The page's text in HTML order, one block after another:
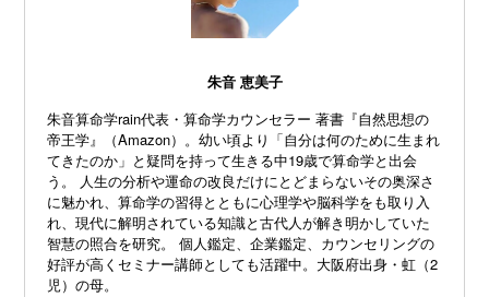
朱音 恵美子
朱音算命学rain代表・算命学カウンセラー 著書『自然思想の
帝王学』（Amazon）。幼い頃より「自分は何のために生まれ
てきたのか」と疑問を持って生きる中19歳で算命学と出会
う。 人生の分析や運命の改良だけにとどまらないその奥深さ
に魅かれ、算命学の習得とともに心理学や脳科学をも取り入
れ、現代に解明されている知識と古代人が解き明かしていた
智慧の照合を研究。 個人鑑定、企業鑑定、カウンセリングの
好評が高くセミナー講師としても活躍中。大阪府出身・虹（2
児）の母。